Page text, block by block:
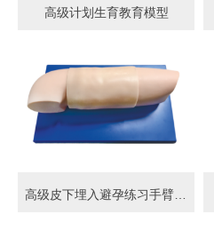
高级计划生育教育模型
高级皮下埋入避孕练习手臂模型